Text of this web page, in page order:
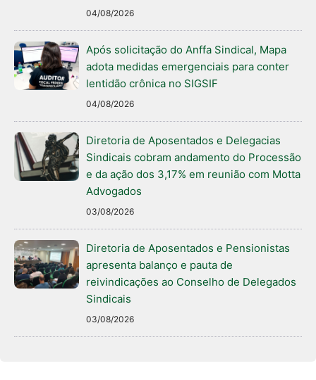
04/08/2026
Após solicitação do Anffa Sindical, Mapa
adota medidas emergenciais para conter
lentidão crônica no SIGSIF
04/08/2026
Diretoria de Aposentados e Delegacias
Sindicais cobram andamento do Processão
e da ação dos 3,17% em reunião com Motta
Advogados
03/08/2026
Diretoria de Aposentados e Pensionistas
apresenta balanço e pauta de
reivindicações ao Conselho de Delegados
Sindicais
03/08/2026